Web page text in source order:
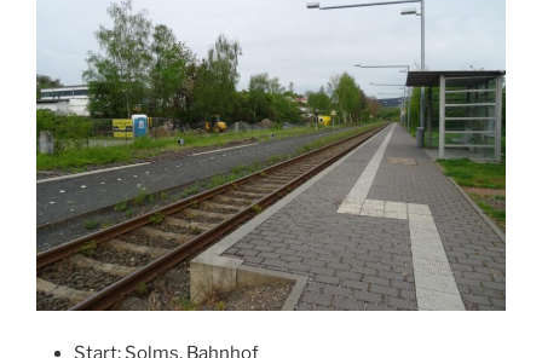
Start: Solms, Bahnhof